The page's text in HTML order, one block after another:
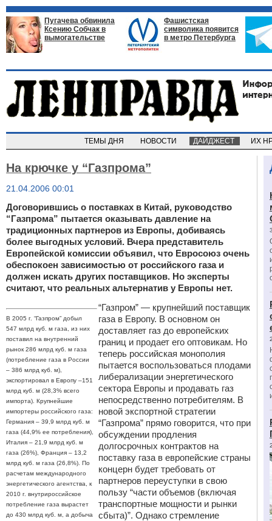
Пугачева обвинила
Ксению Собчак в
вымогательстве
Фашистская
символика появится
в метро Петербурга
ТЕМЫ ДНЯ НОВОСТИ ДАЙДЖЕСТ ИХ
На крючке у “Газпрома”
21.04.2006 00:01
Договорившись о поставках в Китай, руководство
“Газпрома” пытается оказывать давление на
традиционных партнеров из Европы, добиваясь
более выгодных условий. Вчера представитель
Европейской комиссии объявил, что Евросоюз очень
обеспокоен зависимостью от российского газа и
должен искать других поставщиков. Но эксперты
считают, что реальных альтернатив у Европы нет.
В 2005 г. “Газпром” добыл
547 млрд куб. м газа, из них
поставил на внутренний
рынок 286 млрд куб. м газа
(потребление газа в России
– 386 млрд куб. м),
экспортировал в Европу –151
млрд куб. м (28,3% всего
импорта). Крупнейшие
импортеры российского газа:
Германия – 39,9 млрд куб. м
газа (44,9% ее потребления),
Италия – 21,9 млрд куб. м
газа (26%), Франция – 13,2
млрд куб. м газа (26,8%). По
расчетам международного
энергетического агентства, к
2010 г. внутрироссийское
потребление газа вырастет
до 430 млрд куб. м, а добыча
“Газпром” — крупнейший поставщик
газа в Европу. В основном он
доставляет газ до европейских
границ и продает его оптовикам. Но
теперь российская монополия
пытается воспользоваться плодами
либерализации энергетического
сектора Европы и продавать газ
непосредственно потребителям. В
новой экспортной стратегии
“Газпрома” прямо говорится, что при
обсуждении продления
долгосрочных контрактов на
поставку газа в европейские страны
концерн будет требовать от
партнеров переуступки в свою
пользу “части объемов (включая
транспортные мощности и рынки
сбыта)”. Однако стремление